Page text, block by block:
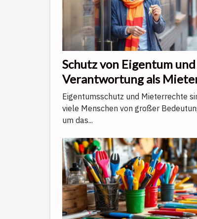
Schutz von Eigentum und
Verantwortung als
Eigentumsschutz und Mieterrechte
viele Menschen von großer
um das...